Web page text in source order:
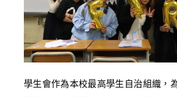
學生會作為本校最高學生自治組織，